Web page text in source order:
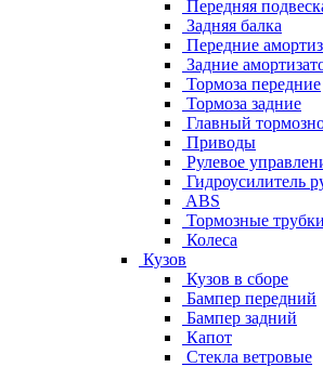
Передняя
Задняя балка
Передние
Задние
Тормоза передние
Тормоза задние
Главный
Приводы
Рулевое
Гидроусилитель
ABS
Тормозные трубки
Колеса
Кузов
Кузов в сборе
Бампер передний
Бампер задний
Капот
Стекла ветровые